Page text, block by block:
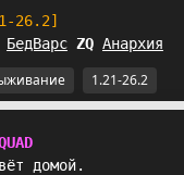
26.2]
БедВарс W^ Анархия
1.21-26.2
UAD
вёт домой.